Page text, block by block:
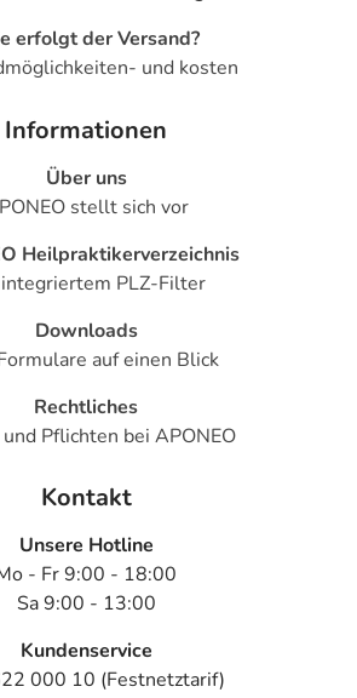
erfolgt der Versand?
und kosten
Informationen
Über uns
stellt sich vor
Heilpraktikerverzeichnis
PLZ-Filter
Downloads
auf einen Blick
Rechtliches
Pflichten bei APONEO
Kontakt
Unsere Hotline
- Fr 9:00 - 18:00
Sa 9:00 - 13:00
Kundenservice
000 10 (Festnetztarif)